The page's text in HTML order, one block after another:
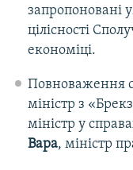
запропоновані
цілісності
економіці.
Повноваження
міністр з
міністр у
Вара, міністр